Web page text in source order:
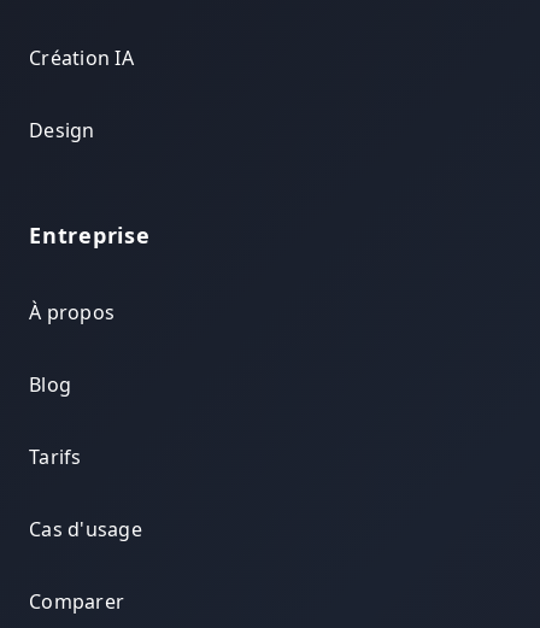
Création IA
Design
Entreprise
À propos
Blog
Tarifs
Cas d'usage
Comparer